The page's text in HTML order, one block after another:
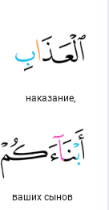
наказание,
ваших сынов